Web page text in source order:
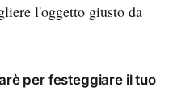
l'oggetto giusto da
per festeggiare il tuo